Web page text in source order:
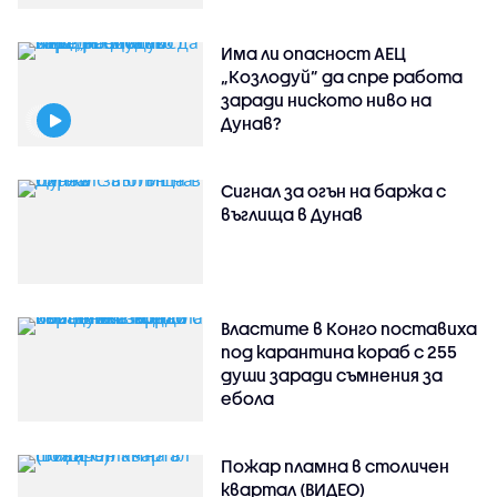
Има ли опасност АЕЦ
„Козлодуй” да спре работа
заради ниското ниво на
Дунав?
Сигнал за огън на баржа с
въглища в Дунав
Властите в Конго поставиха
под карантина кораб с 255
души заради съмнения за
ебола
Пожар пламна в столичен
квартал (ВИДЕО)